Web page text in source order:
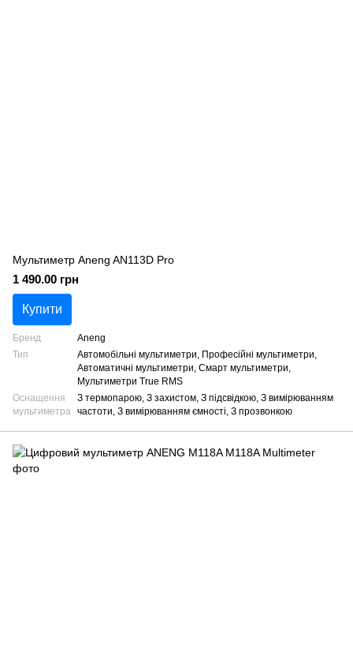
Мультиметр Aneng AN113D Pro
1 490.00 грн
Купити
Бренд
Aneng
Тип
Автомобільні мультиметри, Професійні мультиметри,
Автоматичні мультиметри, Смарт мультиметри,
Мультиметри True RMS
Оснащення
мультиметра
З термопарою, З захистом, З підсвідкою, З вимірюванням
частоти, З вимірюванням ємності, З прозвонкою